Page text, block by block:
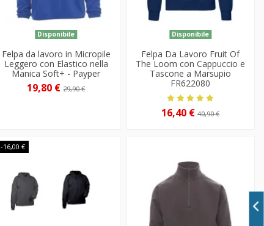
Disponibile
Felpa da lavoro in Micropile
Leggero con Elastico nella
Manica Soft+ - Payper
19,80 €29,90 €
Disponibile
Felpa Da Lavoro Fruit Of
The Loom con Cappuccio e
Tascone a Marsupio
FR622080
16,40 €40,90 €
-16,00 €